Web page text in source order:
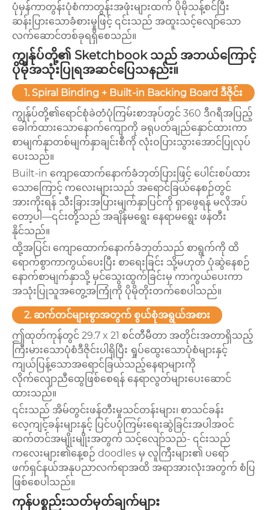
ပုံမှန်ကာတွန်းပုံစံကာတွန်းအဖုံးများထက် ပိုမိုသန့်စင်ပြီး
ဆန်းပြားသောခံစားမှုဖြင့် ၎င်းသည် အထူးသင့်လျော်သော
လက်ဆောင်တစ်ခုရရှိစေသည်။
ကျွန်ုပ်တို့၏ Sketchbook သည် အဘယ်ကြောင့်
ပိုမိုအသုံးပြုရအဆင်ပြေသနည်း။
1. Spiral Binding + Built-in Backing Board ဒီဇိုင်း
ကျွန်ုပ်တို့၏ရောင်စုံခဲတံပုံကြမ်းစာအုပ်တွင် 360 ဒီဂရီအပြည့်
ခေါက်ထားသောနောက်ကျောကို ခရုပတ်ချည်နှောင်ထားကာ
စာမျက်နှာတစ်မျက်နှာချင်းစီကို လုံးဝပြားသွားအောင်ပြုလုပ်
ပေးသည်။
Built-in ကျောထောက်နောက်ခံဘုတ်ပြားဖြင့် ပေါင်းစပ်ထား
သောကြောင့် ကလေးများသည် အရောင်ခြယ်နေစဉ်တွင်
အားကိုးရန် သီးခြားအပြားမျက်နှာပြင်ကို ရှာဖွေရန် မလိုအပ်
တော့ပါ—၎င်းတို့သည် အချိန်မရွေး နေရာမရွေး ဖန်တီး
နိုင်သည်။
ထို့အပြင်၊ ကျောထောက်နောက်ခံဘုတ်သည် စာရွက်ကို ထိ
ရောက်စွာကာကွယ်ပေးပြီး စာရေးခြင်း သို့မဟုတ် ပုံဆွဲနေစဉ်
နောက်စာမျက်နှာသို့ မှင်သွေးထွက်ခြင်းမှ ကာကွယ်ပေးကာ
အသုံးပြုသူအတွေ့အကြုံကို ပိုမိုတိုးတက်စေပါသည်။
2. ဆက်တင်များစွာအတွက် စွယ်စုံအရွယ်အစား
ဤထုတ်ကုန်တွင် 29.7 x 21 စင်တီမီတာ အတိုင်းအတာရှိသည့်
ကြီးမားသောပုံစံဒီဇိုင်းပါရှိပြီး ရှုပ်ထွေးသောပုံစံများနှင့်
ကျယ်ပြန့်သောအရောင်ခြယ်သည့်နေရာများကို
လိုက်လျောညီထွေဖြစ်စေရန် နေရာလွတ်များပေးဆောင်
ထားသည်။
၎င်းသည် အိမ်တွင်းဖန်တီးမှုသင်တန်းများ၊ စာသင်ခန်း
လေ့ကျင့်ခန်းများနှင့် ပြင်ပပုံကြမ်းရေးဆွဲခြင်းအပါအဝင်
ဆက်တင်အမျိုးမျိုးအတွက် သင့်လျော်သည်- ၎င်းသည်
ကလေးများ၏နေ့စဉ် doodles မှ လူကြီးများ၏ ပရော်
ဖက်ရှင်နယ်အနုပညာလက်ရာအထိ အရာအားလုံးအတွက် စံပြ
ဖြစ်စေပါသည်။
ကုန်ပစ္စည်းသတ်မှတ်ချက်များ